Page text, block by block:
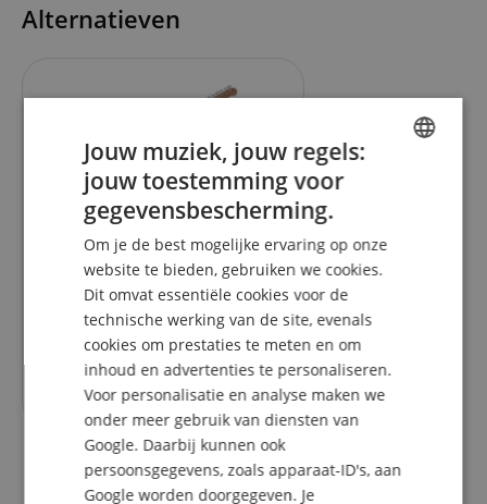
Alternatieven
5
Rocktile Vinstage TL-RMBK E-
Gitaar Zwart
205,00€
SPANISH
Jouw muziek, jouw regels:
jouw toestemming voor
gegevensbescherming.
Om je de best mogelijke ervaring op onze
website te bieden, gebruiken we cookies.
Dit omvat essentiële cookies voor de
technische werking van de site, evenals
cookies om prestaties te meten en om
inhoud en advertenties te personaliseren.
Voor personalisatie en analyse maken we
onder meer gebruik van diensten van
Google. Daarbij kunnen ook
persoonsgegevens, zoals apparaat-ID's, aan
Google worden doorgegeven. Je